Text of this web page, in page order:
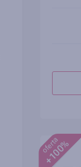
oferta
+100%